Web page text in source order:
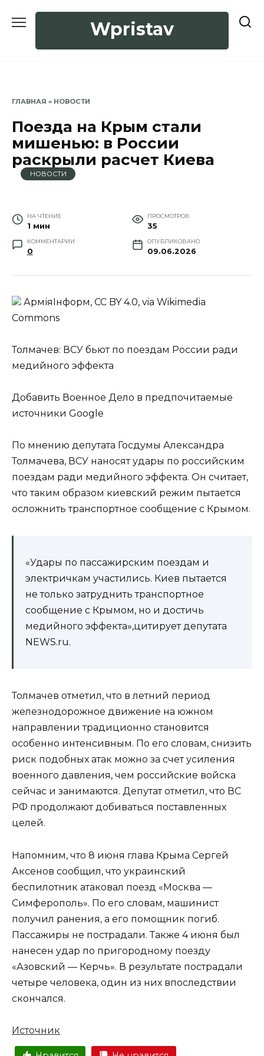
Wpristav
ГЛАВНАЯ » НОВОСТИ
Поезда на Крым стали
мишенью: в России
раскрыли расчет Киева
НОВОСТИ
НА ЧТЕНИЕ
1 мин
ПРОСМОТРОВ
35
КОММЕНТАРИИ
0
ОПУБЛИКОВАНО
09.06.2026
АрміяІнформ, CC BY 4.0, via Wikimedia
Commons
Толмачев: ВСУ бьют по поездам России ради
медийного эффекта
Добавить Военное Дело в предпочитаемые
источники Google
По мнению депутата Госдумы Александра
Толмачева, ВСУ наносят удары по российским
поездам ради медийного эффекта. Он считает,
что таким образом киевский режим пытается
осложнить транспортное сообщение с Крымом.
«Удары по пассажирским поездам и
электричкам участились. Киев пытается
не только затруднить транспортное
сообщение с Крымом, но и достичь
медийного эффекта»,цитирует депутата
NEWS.ru.
Толмачев отметил, что в летний период
железнодорожное движение на южном
направлении традиционно становится
особенно интенсивным. По его словам, снизить
риск подобных атак можно за счет усиления
военного давления, чем российские войска
сейчас и занимаются. Депутат отметил, что ВС
РФ продолжают добиваться поставленных
целей.
Напомним, что 8 июня глава Крыма Сергей
Аксенов сообщил, что украинский
беспилотник атаковал поезд «Москва —
Симферополь». По его словам, машинист
получил ранения, а его помощник погиб.
Пассажиры не пострадали. Также 4 июня был
нанесен удар по пригородному поезду
«Азовский — Керчь». В результате пострадали
четыре человека, один из них впоследствии
скончался.
Источник